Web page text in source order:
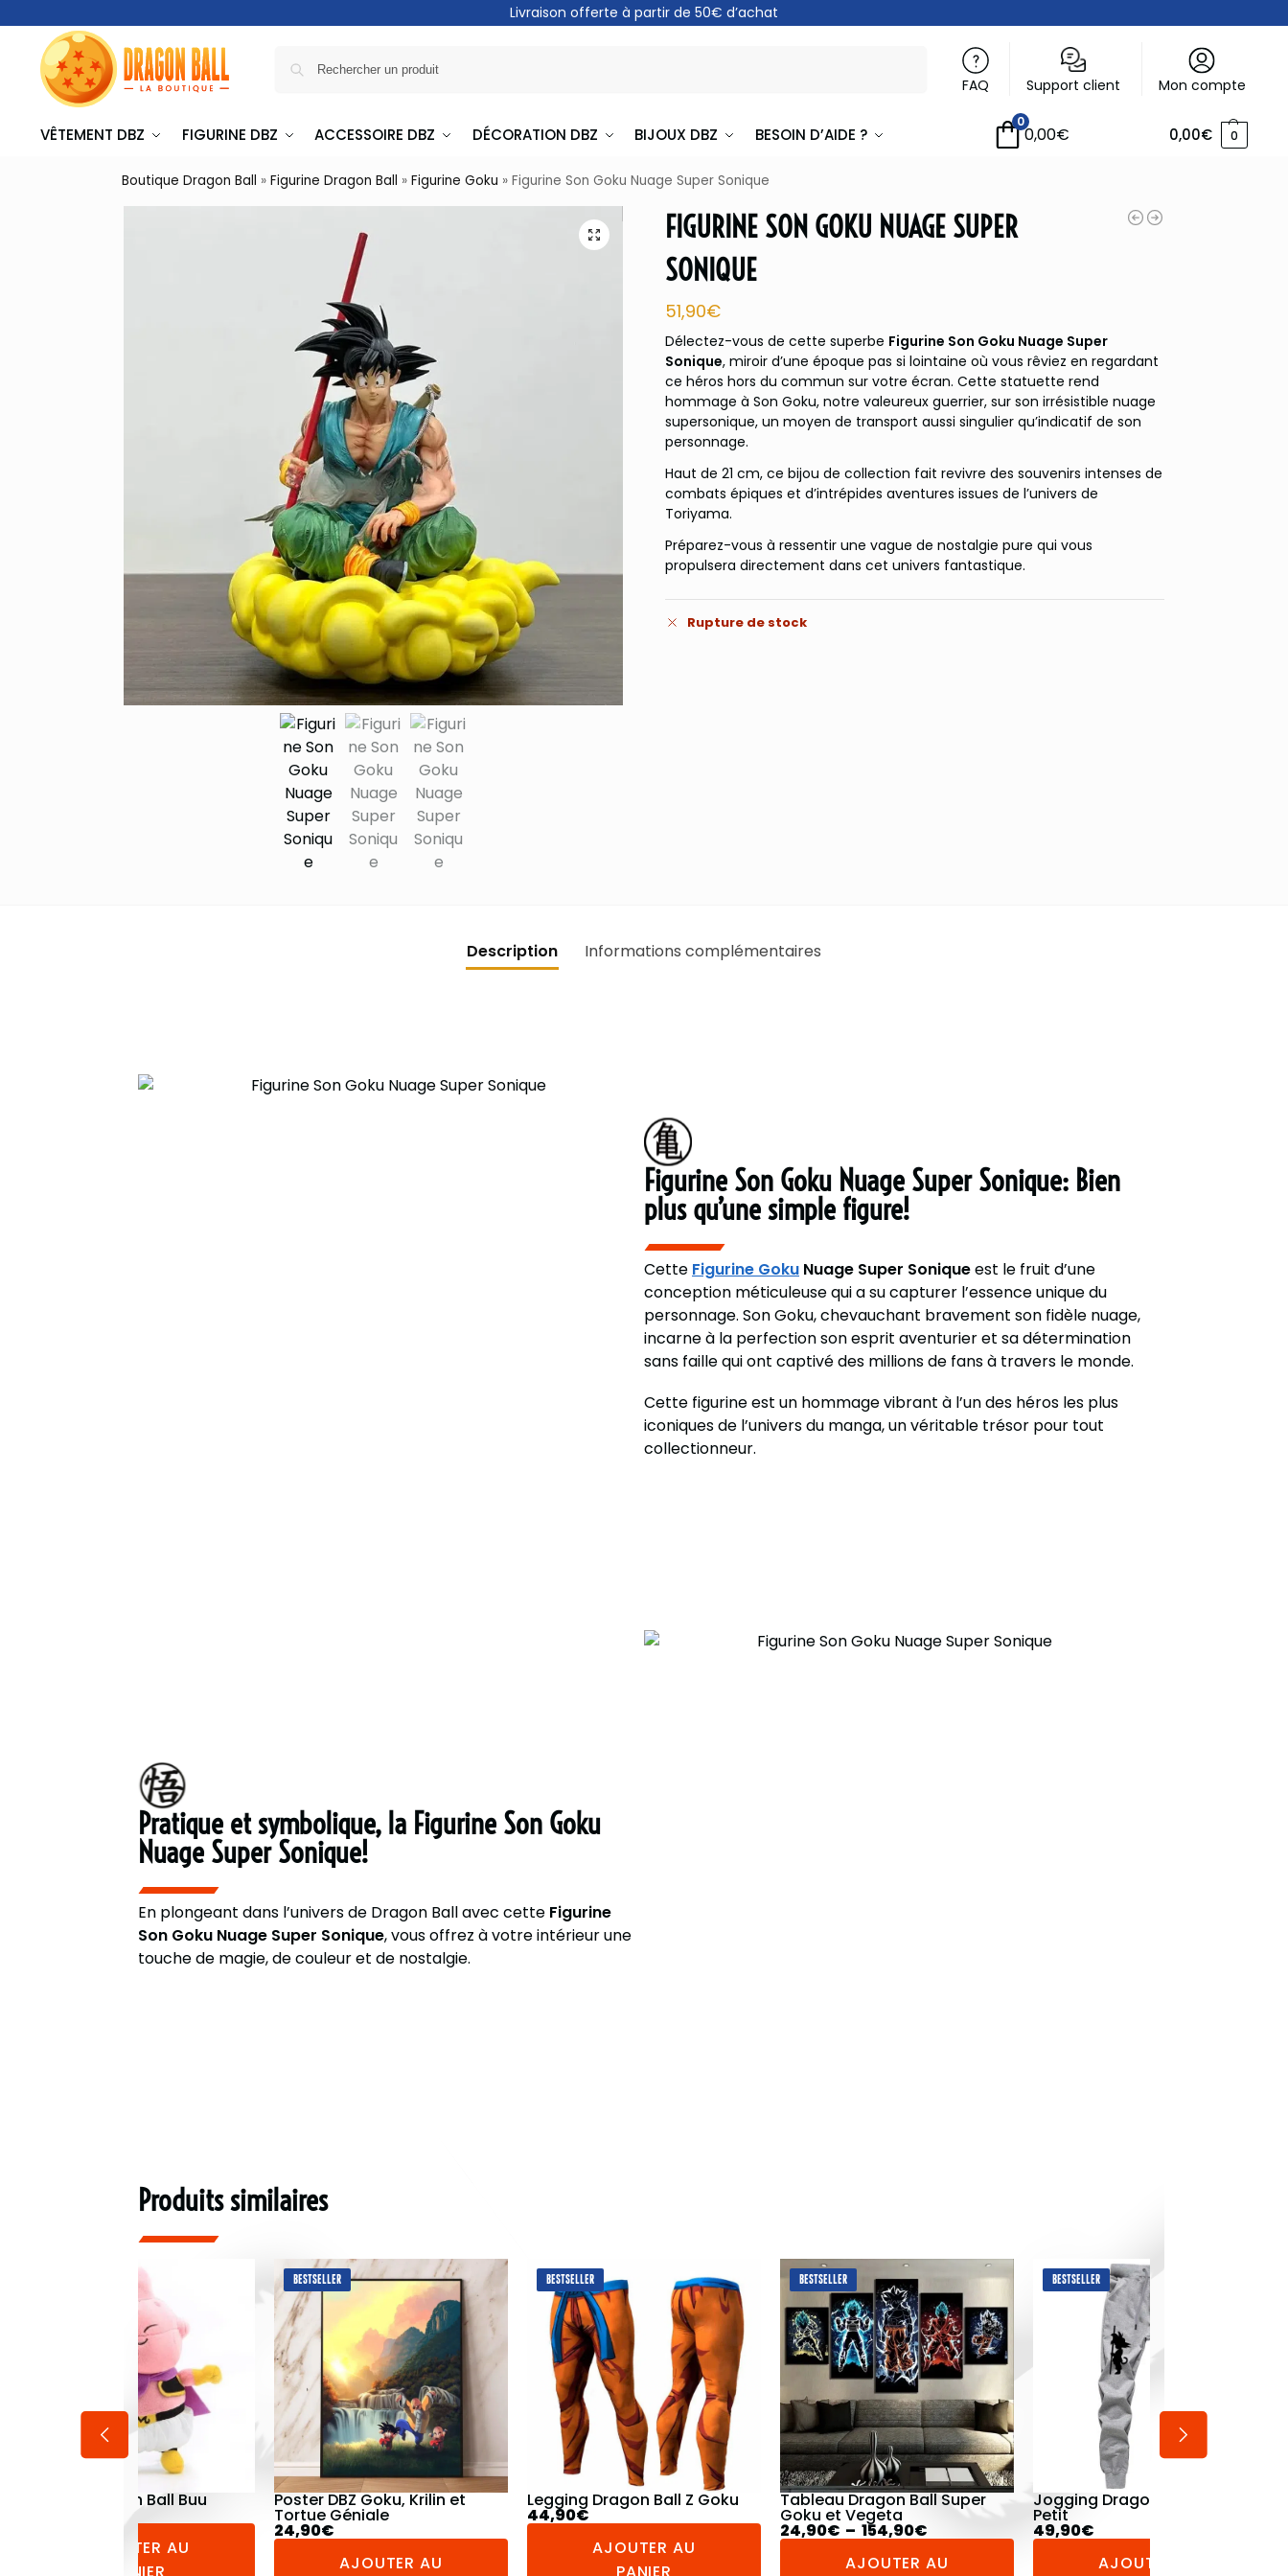
Livraison offerte à partir de 50€ d’achat
FAQ Support client Mon compte
VÊTEMENT DBZ FIGURINE DBZ ACCESSOIRE DBZ DÉCORATION DBZ BIJOUX DBZ BESOIN D’AIDE ?
0
0,00€ 0,00€ 0
Boutique Dragon Ball »Figurine Dragon Ball »Figurine Goku »Figurine Son Goku Nuage Super Sonique
FIGURINE SON GOKU NUAGE SUPER
SONIQUE
51,90€
Délectez-vous de cette superbe Figurine Son Goku Nuage Super
Sonique, miroir d’une époque pas si lointaine où vous rêviez en regardant
ce héros hors du commun sur votre écran. Cette statuette rend
hommage à Son Goku, notre valeureux guerrier, sur son irrésistible nuage
supersonique, un moyen de transport aussi singulier qu’indicatif de son
personnage.
Haut de 21 cm, ce bijou de collection fait revivre des souvenirs intenses de
combats épiques et d’intrépides aventures issues de l’univers de
Toriyama.
Préparez-vous à ressentir une vague de nostalgie pure qui vous
propulsera directement dans cet univers fantastique.
Rupture de stock
Description Informations complémentaires
Figurine Son Goku Nuage Super Sonique: Bien
plus qu’une simple figure!
Cette Figurine Goku Nuage Super Soniqueest le fruit d’une
conception méticuleuse qui a su capturer l’essence unique du
personnage. Son Goku, chevauchant bravement son fidèle nuage,
incarne à la perfection son esprit aventurier et sa détermination
sans faille qui ont captivé des millions de fans à travers le monde.
Cette figurine est un hommage vibrant à l’un des héros les plus
iconiques de l’univers du manga, un véritable trésor pour tout
collectionneur.
Pratique et symbolique, la Figurine Son Goku
Nuage Super Sonique!
En plongeant dans l’univers de Dragon Ball avec cette Figurine
Son Goku Nuage Super Sonique, vous offrez à votre intérieur une
touche de magie, de couleur et de nostalgie.
Produits similaires
Poster DBZ Goku, Krilin et
AJOUTER AU
BESTSELLER
Legging Dragon Ball Z Goku
44,90€
BESTSELLER
Tableau Dragon Ball Super
Goku et Vegeta
24,90€–154,90€
AJOUTER AU
BESTSELLER
Jogging Dragon Ball Goku
Petit
49,90€
AJOUTER AU
BESTSELLER
Débardeur Dragon Ball Z
Vegeta Combat
34,90€
AJOUTER AU